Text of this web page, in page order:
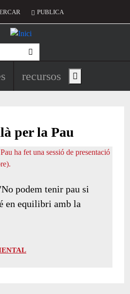
del compte d'usuari
PUBLICA
principal de
recursos Show main menu
per la Pau
podem tenir pau si
en equilibri amb la